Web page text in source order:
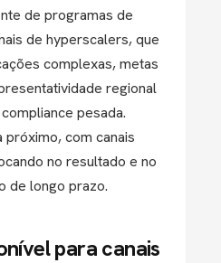
de programas de
de hyperscalers, que
complexas, metas
regional
pesada.
próximo, com canais
no resultado e no
de longo prazo.
para canais